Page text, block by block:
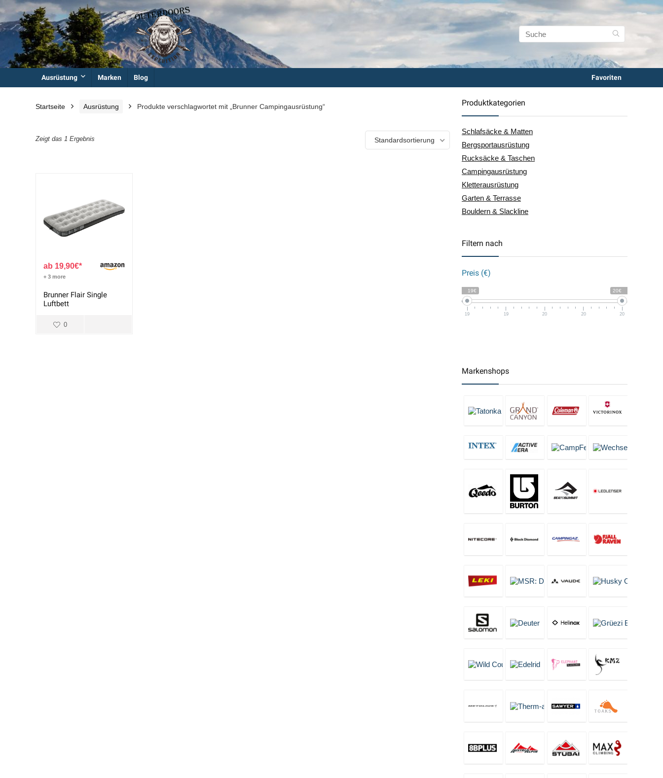
Ausrüstung Marken Blog Favoriten
Startseite Ausrüstung Produkte verschlagwortet mit „Brunner Campingausrüstung“
Zeigt das 1 Ergebnis Standardsortierung
19,90€
+ 3 more
Brunner Flair Single
Luftbett
0
Produktkategorien
Schlafsäcke & Matten
Bergsportausrüstung
Rucksäcke & Taschen
Campingausrüstung
Kletterausrüstung
Garten & Terrasse
Bouldern & Slackline
Filtern nach
Preis (€)
19€ 20€
19 19 20 20 20
Markenshops